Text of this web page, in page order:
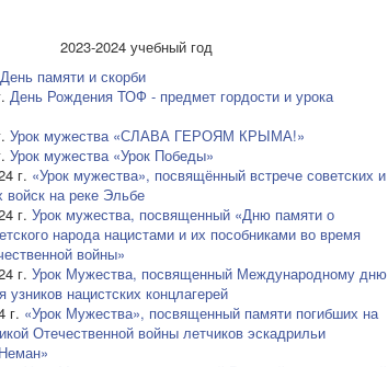
2023-2024 учебный год
День памяти и скорби
День Рождения ТОФ - предмет гордости и урока
Урок мужества «СЛАВА ГЕРОЯМ КРЫМА!»
Урок мужества «Урок Победы»
г. «Урок мужества», посвящённый встрече советских и
войск на реке Эльбе
г. Урок мужества, посвященный «Дню памяти о
народа нацистами и их пособниками во время
войны»
г. Урок Мужества, посвященный Международному дню
узников нацистских концлагерей
г. «Урок Мужества», посвященный памяти погибших на
Отечественной войны летчиков эскадрильи